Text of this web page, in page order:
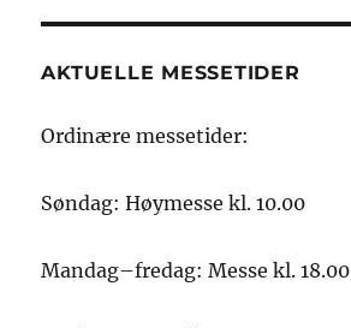
AKTUELLE MESSETIDER
Ordinære messetider:
Søndag: Høymesse kl. 10.00
Mandag–fredag: Messe kl. 18.00